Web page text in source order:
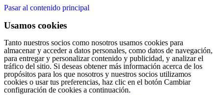
Pasar al contenido principal
Usamos cookies
Tanto nuestros socios como nosotros usamos cookies para
almacenar y acceder a datos personales, como datos de navegación,
para entregar y personalizar contenido y publicidad, y analizar el
tráfico del sitio. Si deseas obtener más información acerca de los
propósitos para los que nosotros y nuestros socios utilizamos
cookies o usar tus preferencias, haz clic en el botón Cambiar
configuración de cookies a continuación.